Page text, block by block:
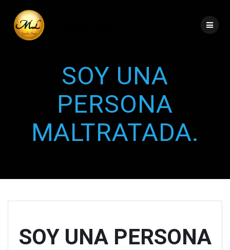
SOY UNA
PERSONA
MALTRATADA.
SOY UNA PERSONA